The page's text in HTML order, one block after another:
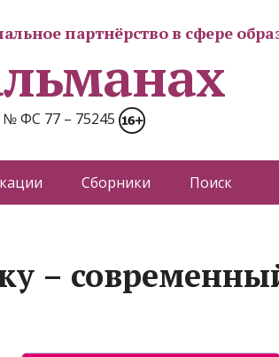
партнёрство в сфере
ФС 77 – 75245
Сборники Поиск
–